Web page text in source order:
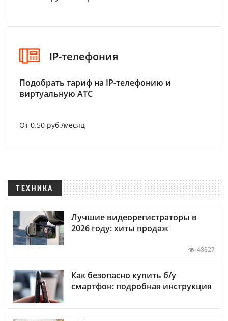
IP-телефония
Подобрать тариф на IP-телефонию и
виртуальную АТС
От 0.50 руб./месяц
ТЕХНИКА
Лучшие видеорегистраторы в
2026 году: хиты продаж
48827
Как безопасно купить б/у
смартфон: подробная инструкция